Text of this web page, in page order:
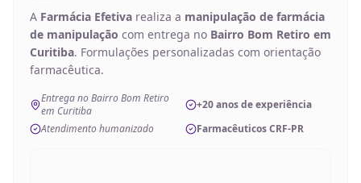
A Farmácia Efetiva realiza a manipulação de farmácia
de manipulação com entrega no Bairro Bom Retiro em
Curitiba. Formulações personalizadas com orientação
farmacêutica.
Entrega no Bairro Bom Retiro
em Curitiba
+20 anos de experiência
Atendimento humanizado
Farmacêuticos CRF-PR